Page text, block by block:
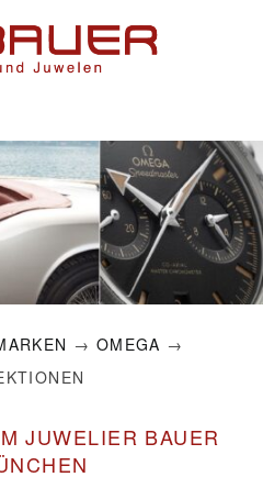
→ OMEGA →
JUWELIER BAUER